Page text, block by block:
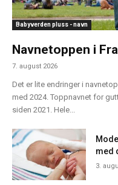
Babyverden pluss - navn
Navnetoppen i
7. august 2026
Det er lite endringer i
med 2024. Toppnavnet for
siden 2021. Hele...
med
3.